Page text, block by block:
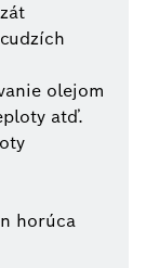
olejom
atď.
horúca